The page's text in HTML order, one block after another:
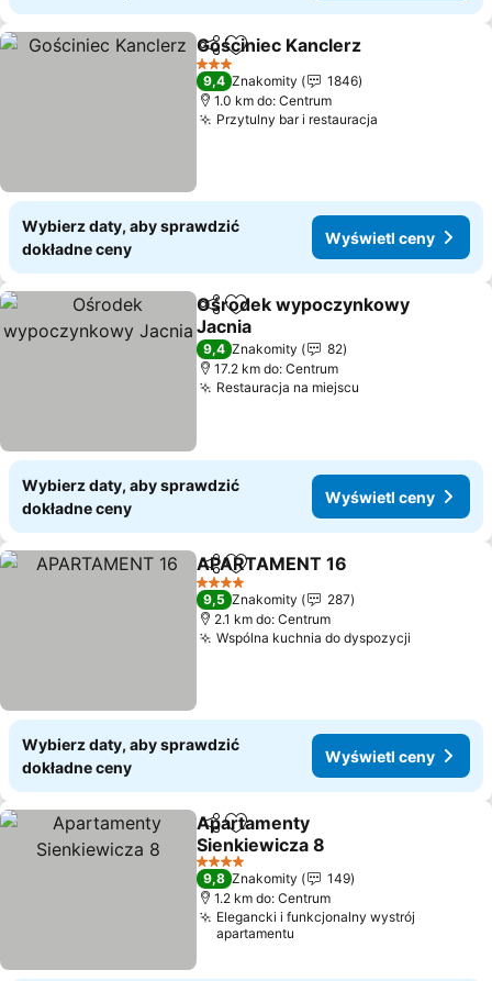
Udostępnij
Dodaj do ulubionych
Gościniec Kanclerz
3 Kategoria
9,4 Znakomity
1846
1.0 km do: Centrum
Przytulny bar i restauracja
Wybierz daty, aby sprawdzić
dokładne ceny
Wyświetl ceny
Udostępnij
Dodaj do ulubionych
Ośrodek wypoczynkowy
Jacnia
9,4 Znakomity
82
17.2 km do: Centrum
Restauracja na miejscu
Wybierz daty, aby sprawdzić
dokładne ceny
Wyświetl ceny
Udostępnij
Dodaj do ulubionych
APARTAMENT 16
4 Kategoria
9,5 Znakomity
287
2.1 km do: Centrum
Wspólna kuchnia do dyspozycji
Wybierz daty, aby sprawdzić
dokładne ceny
Wyświetl ceny
Udostępnij
Dodaj do ulubionych
Apartamenty
Sienkiewicza 8
4 Kategoria
9,8 Znakomity
149
1.2 km do: Centrum
Elegancki i funkcjonalny wystrój
apartamentu